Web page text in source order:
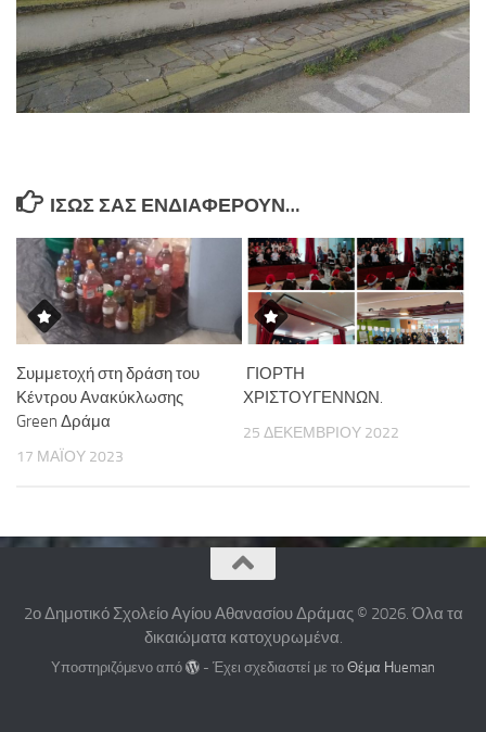
ΊΣΩΣ ΣΑΣ ΕΝΔΙΑΦΈΡΟΥΝ…
Συμμετοχή στη δράση του
Κέντρου Ανακύκλωσης
Green Δράμα
17 ΜΑΪ́ΟΥ 2023
ΓΙΟΡΤΗ
ΧΡΙΣΤΟΥΓΕΝΝΩΝ.
25 ΔΕΚΕΜΒΡΊΟΥ 2022
2ο Δημοτικό Σχολείο Αγίου Αθανασίου Δράμας © 2026. Όλα τα
δικαιώματα κατοχυρωμένα.
Υποστηριζόμενο από - Έχει σχεδιαστεί με τοΘέμα Ηueman